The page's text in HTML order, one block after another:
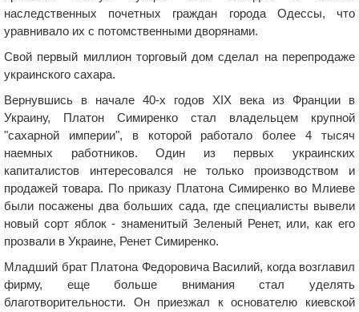
наследственных почетных граждан города Одессы, что
уравнивало их с потомственными дворянами.
Свой первый миллион торговый дом сделал на перепродаже
украинского сахара.
Вернувшись в начале 40-х годов XIX века из Франции в
Украину, Платон Симиренко стал владельцем крупной
"сахарной империи", в которой работало более 4 тысяч
наемных работников. Один из первых украинских
капиталистов интересовался не только производством и
продажей товара. По приказу Платона Симиренко во Млиеве
были посажены два больших сада, где специалисты вывели
новый сорт яблок - знаменитый Зеленый Ренет, или, как его
прозвали в Украине, Ренет Симиренко.
Младший брат Платона Федоровича Василий, когда возглавил
фирму, еще больше внимания стал уделять
благотворительности. Он приезжал к основателю киевской